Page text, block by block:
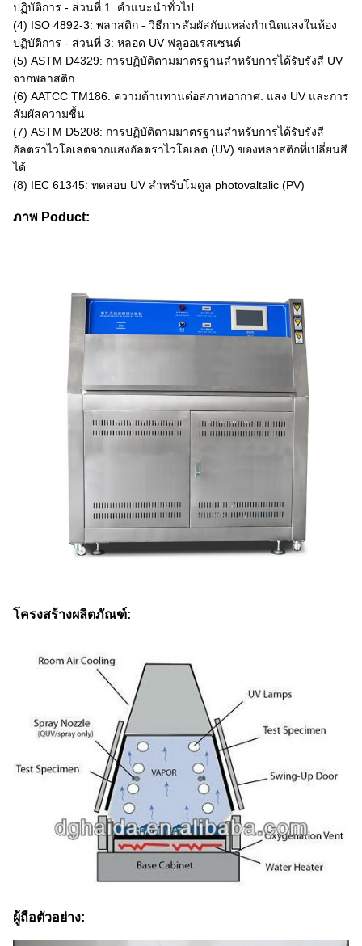
ปฏิบัติการ - ส่วนที่ 1: คำแนะนำทั่วไป
(4) ISO 4892-3: พลาสติก - วิธีการสัมผัสกับแหล่งกำเนิดแสงในห้อง
ปฏิบัติการ - ส่วนที่ 3: หลอด UV ฟลูออเรสเซนต์
(5) ASTM D4329: การปฏิบัติตามมาตรฐานสำหรับการได้รับรังสี UV
จากพลาสติก
(6) AATCC TM186: ความต้านทานต่อสภาพอากาศ: แสง UV และการ
สัมผัสความชื้น
(7) ASTM D5208: การปฏิบัติตามมาตรฐานสำหรับการได้รับรังสี
อัลตราไวโอเลตจากแสงอัลตราไวโอเลต (UV) ของพลาสติกที่เปลี่ยนสี
ได้
(8) IEC 61345: ทดสอบ UV สำหรับโมดูล photovaltalic (PV)
ภาพ Poduct:
โครงสร้างผลิตภัณฑ์:
ผู้ถือตัวอย่าง: